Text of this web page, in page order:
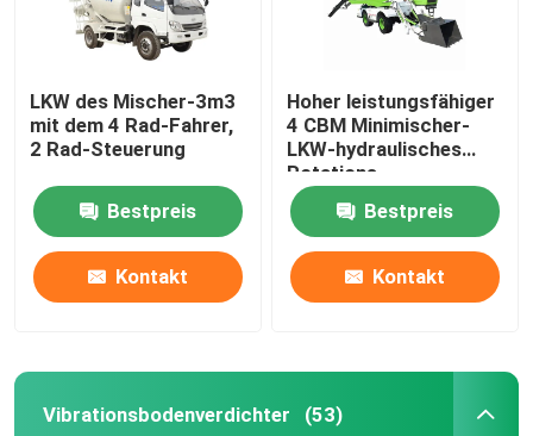
LKW des Mischer-3m3
mit dem 4 Rad-Fahrer,
2 Rad-Steuerung
Bestpreis
Kontakt
Hoher leistungsfähiger
4 CBM Minimischer-
LKW-hydraulisches
Rotations-
Ruhestromsystem
Bestpreis
Kontakt
Vibrationsbodenverdichter (53)